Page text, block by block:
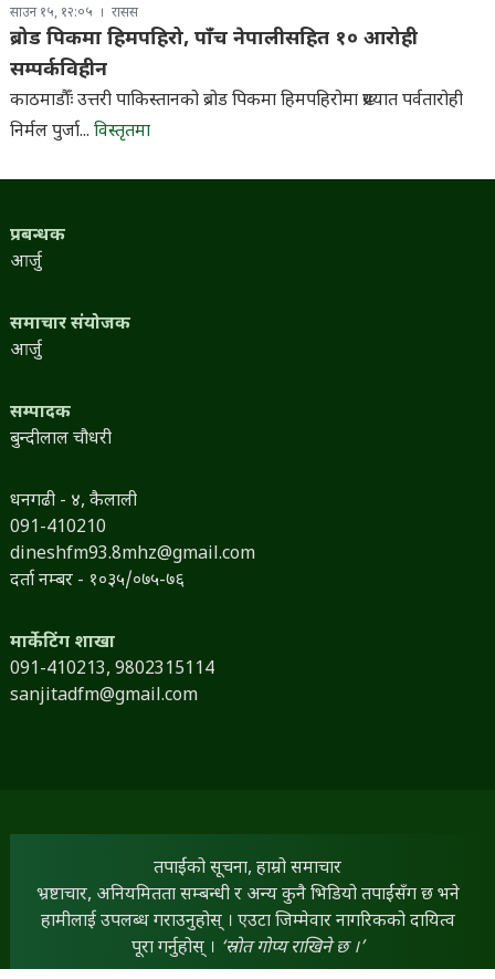
साउन १५, १२:०५ रासस
ब्रोड पिकमा हिमपहिरो, पाँच नेपालीसहित १० आरोही
सम्पर्कविहीन
काठमाडौँः उत्तरी पाकिस्तानको ब्रोड पिकमा हिमपहिरोमा प्रख्यात पर्वतारोही
निर्मल पुर्जा... विस्तृतमा
प्रबन्धक
आर्जु
समाचार संयोजक
आर्जु
सम्पादक
बुन्दीलाल चौधरी
धनगढी - ४, कैलाली
091-410210
dineshfm93.8mhz@gmail.com
दर्ता नम्बर - १०३५/०७५-७६
मार्केटिंग शाखा
091-410213, 9802315114
sanjitadfm@gmail.com
तपाईंको सूचना, हाम्रो समाचार
भ्रष्टाचार, अनियमितता सम्बन्धी र अन्य कुनै भिडियो तपाईंसँग छ भने
हामीलाई उपलब्ध गराउनुहोस् । एउटा जिम्मेवार नागरिकको दायित्व
पूरा गर्नुहोस् । ‘स्रोत गोप्य राखिने छ ।’